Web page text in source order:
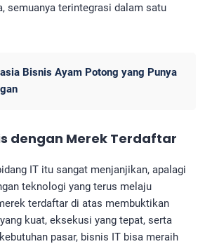
semuanya terintegrasi dalam satu
Bisnis Ayam Potong yang Punya
dengan Merek Terdaftar
IT itu sangat menjanjikan, apalagi
teknologi yang terus melaju
terdaftar di atas membuktikan
kuat, eksekusi yang tepat, serta
pasar, bisnis IT bisa meraih